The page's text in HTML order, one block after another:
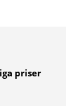
priser